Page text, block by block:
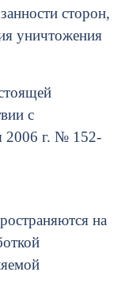
сторон,
уничтожения
с
2006 г. № 152-
на